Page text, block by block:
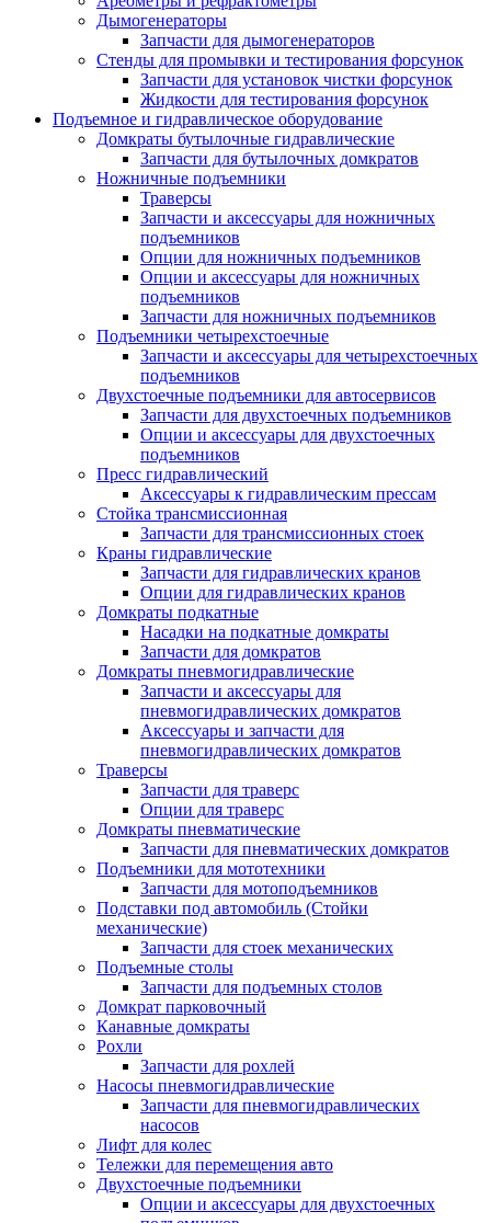
Дымогенераторы
Запчасти для дымогенераторов
Стенды для промывки и тестирования форсунок
Запчасти для установок чистки форсунок
Жидкости для тестирования форсунок
Подъемное и гидравлическое оборудование
Домкраты бутылочные гидравлические
Запчасти для бутылочных домкратов
Ножничные подъемники
Траверсы
Запчасти и аксессуары для ножничных
подъемников
Опции для ножничных подъемников
Опции и аксессуары для ножничных
подъемников
Запчасти для ножничных подъемников
Подъемники четырехстоечные
Запчасти и аксессуары для четырехстоечных
подъемников
Двухстоечные подъемники для автосервисов
Запчасти для двухстоечных подъемников
Опции и аксессуары для двухстоечных
подъемников
Пресс гидравлический
Аксессуары к гидравлическим прессам
Стойка трансмиссионная
Запчасти для трансмиссионных стоек
Краны гидравлические
Запчасти для гидравлических кранов
Опции для гидравлических кранов
Домкраты подкатные
Насадки на подкатные домкраты
Запчасти для домкратов
Домкраты пневмогидравлические
Запчасти и аксессуары для
пневмогидравлических домкратов
Аксессуары и запчасти для
пневмогидравлических домкратов
Траверсы
Запчасти для траверс
Опции для траверс
Домкраты пневматические
Запчасти для пневматических домкратов
Подъемники для мототехники
Запчасти для мотоподъемников
Подставки под автомобиль (Стойки
механические)
Запчасти для стоек механических
Подъемные столы
Запчасти для подъемных столов
Домкрат парковочный
Канавные домкраты
Рохли
Запчасти для рохлей
Насосы пневмогидравлические
Запчасти для пневмогидравлических
насосов
Лифт для колес
Тележки для перемещения авто
Двухстоечные подъемники
Опции и аксессуары для двухстоечных